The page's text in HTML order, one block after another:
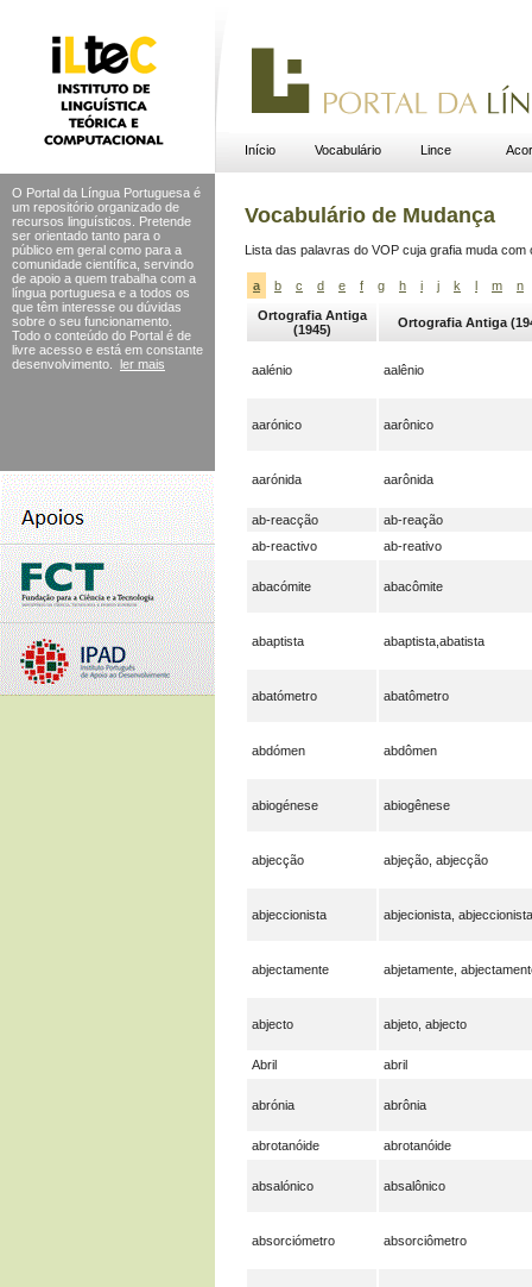
Início Vocabulário Lince
O Portal da Língua Portuguesa é
um repositório organizado de
recursos linguísticos. Pretende
ser orientado tanto para o
público em geral como para a
comunidade científica, servindo
de apoio a quem trabalha com a
língua portuguesa e a todos os
que têm interesse ou dúvidas
sobre o seu funcionamento.
Todo o conteúdo do Portal é de
livre acesso e está em constante
desenvolvimento.
ler mais
Vocabulário de Mudança
Lista das palavras do VOP cuja grafia muda com
a b c d e f g h i j k l m n
Ortografia Antiga
(1945)
Ortografia Antiga
aalénio aalênio
aarónico aarônico
aarónida aarônida
ab-reacção
ab-reação
ab-reactivo
ab-reativo
abacómite abacômite
abaptista abaptista,abatista
abatómetro abatômetro
abdómen abdômen
abiogénese abiogênese
abjecção abjeção, abjecção
abjeccionista abjecionista, abjeccionista
abjectamente abjetamente,
abjecto abjeto, abjecto
Abril abril
abrónia abrônia
abrotanóide abrotanóide
absalónico absalônico
absorciómetro absorciômetro